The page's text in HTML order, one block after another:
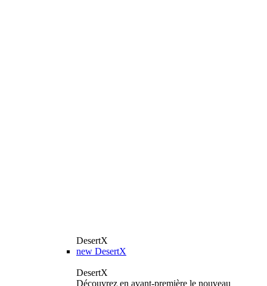
DesertX
new DesertX
DesertX
Découvrez en avant-première le nouveau